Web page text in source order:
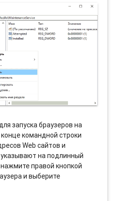
запуска браузеров на
командной строки
Web сайтов и
на подлинный
правой кнопкой
и выберите